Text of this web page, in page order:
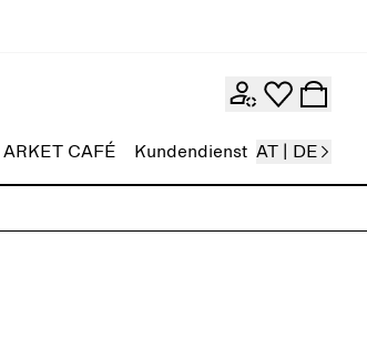
ARKET CAFÉ Kundendienst AT | DE